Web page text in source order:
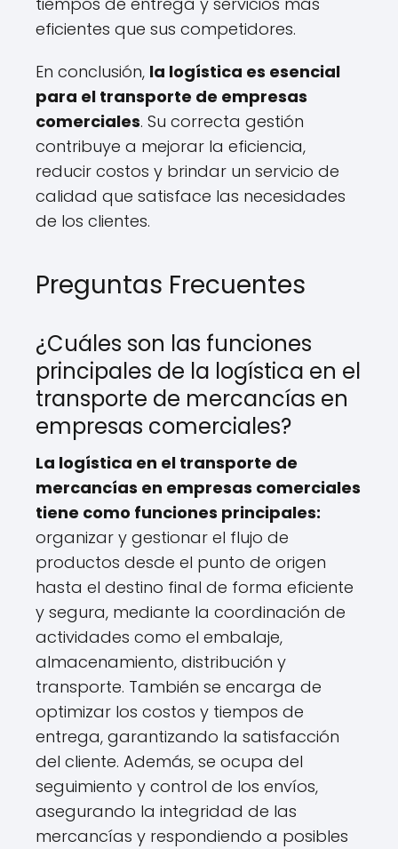
eficientes que sus competidores.
En conclusión, la logística es esencial
para el transporte de empresas
comerciales. Su correcta gestión
contribuye a mejorar la eficiencia,
reducir costos y brindar un servicio de
calidad que satisface las necesidades
de los clientes.
Preguntas Frecuentes
¿Cuáles son las funciones
principales de la logística en el
transporte de mercancías en
empresas comerciales?
La logística en el transporte de
mercancías en empresas comerciales
tiene como funciones principales:
organizar y gestionar el flujo de
productos desde el punto de origen
hasta el destino final de forma eficiente
y segura, mediante la coordinación de
actividades como el embalaje,
almacenamiento, distribución y
transporte. También se encarga de
optimizar los costos y tiempos de
entrega, garantizando la satisfacción
del cliente. Además, se ocupa del
seguimiento y control de los envíos,
asegurando la integridad de las
mercancías y respondiendo a posibles